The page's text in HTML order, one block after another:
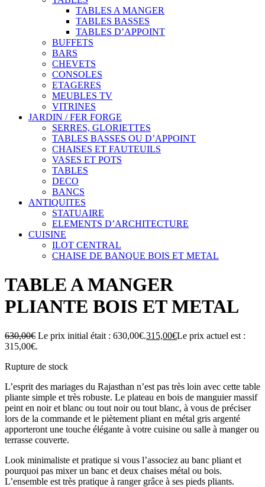
TABLES A MANGER
TABLES BASSES
TABLES D’APPOINT
BUFFETS
BARS
CHEVETS
CONSOLES
ETAGERES
MEUBLES TV
VITRINES
JARDIN / FER FORGE
SERRES, GLORIETTES
TABLES BASSES OU D’APPOINT
CHAISES ET FAUTEUILS
VASES ET POTS
TABLES
DECO
BANCS
ANTIQUITES
STATUAIRE
ELEMENTS D’ARCHITECTURE
CUISINE
ILOT CENTRAL
CHAISE DE BANQUE BOIS ET METAL
TABLE A MANGER
PLIANTE BOIS ET METAL
630,00€ Le prix initial était : 630,00€.315,00€Le prix actuel est :
315,00€.
Rupture de stock
L’esprit des mariages du Rajasthan n’est pas très loin avec cette table
pliante simple et très robuste. Le plateau en bois de manguier massif
peint en noir et blanc ou tout noir ou tout blanc, à vous de préciser
lors de la commande et le piètement pliant en métal gris argenté
apporteront une touche élégante à votre cuisine ou salle à manger ou
terrasse couverte.
Look minimaliste et pratique si vous l’associez au banc pliant et
pourquoi pas mixer un banc et deux chaises métal ou bois.
L’ensemble est très pratique à ranger grâce à ses pieds pliants.